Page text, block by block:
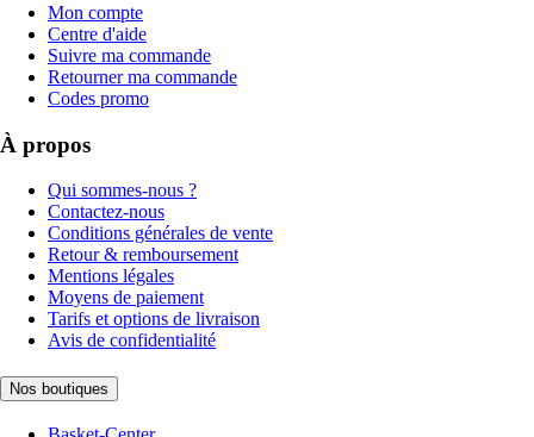
Mon compte
Centre d'aide
Suivre ma commande
Retourner ma commande
Codes promo
À propos
Qui sommes-nous ?
Contactez-nous
Conditions générales de vente
Retour & remboursement
Mentions légales
Moyens de paiement
Tarifs et options de livraison
Avis de confidentialité
Nos boutiques